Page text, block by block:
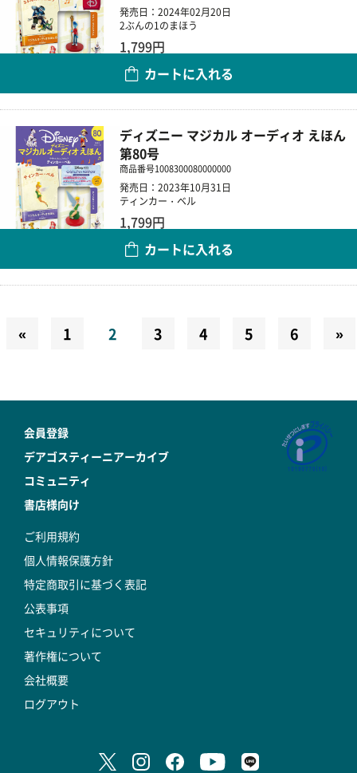
発売日：2024年02月20日
2ぶんの1のまほう
1,799円
カートに入れる
ディズニー マジカル オーディオ えほん
第80号
商品番号1008300080000000
発売日：2023年10月31日
ティンカー・ベル
1,799円
カートに入れる
« 1 2 3 4 5 6 »
会員登録
デアゴスティーニアーカイブ
コミュニティ
書店様向け
ご利用規約
個人情報保護方針
特定商取引に基づく表記
公表事項
セキュリティについて
著作権について
会社概要
ログアウト